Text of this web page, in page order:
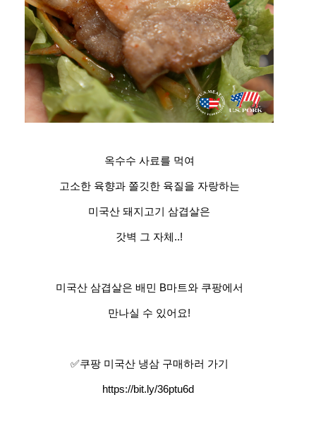
옥수수 사료를 먹여
고소한 육향과 쫄깃한 육질을 자랑하는
미국산 돼지고기 삼겹살은
갓벽 그 자체..!
미국산 삼겹살은 배민 B마트와 쿠팡에서
만나실 수 있어요!
✅쿠팡 미국산 냉삼 구매하러 가기
https://bit.ly/36ptu6d